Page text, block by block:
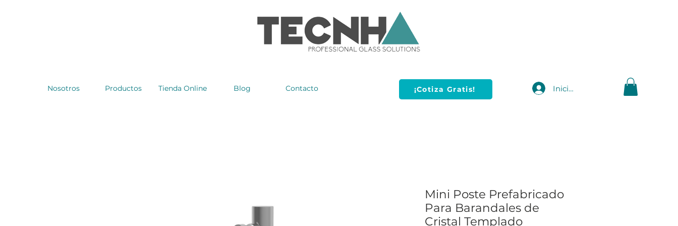
Nosotros Productos Tienda Online Blog Contacto ¡Cotiza Gratis! Iniciar sesión
Mini Poste Prefabricado
Para Barandales de
Cristal Templado